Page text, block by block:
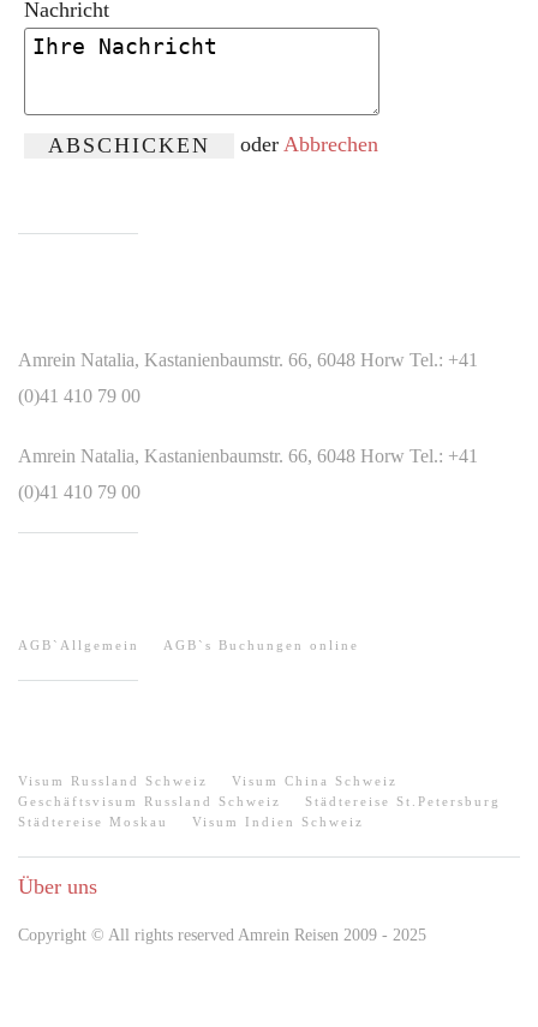
Nachricht
oder Abbrechen
Amrein Natalia, Kastanienbaumstr. 66, 6048 Horw Tel.: +41
(0)41 410 79 00
Amrein Natalia, Kastanienbaumstr. 66, 6048 Horw Tel.: +41
(0)41 410 79 00
AGB`Allgemein AGB`s Buchungen online
Visum Russland Schweiz
Visum China Schweiz
Geschäftsvisum Russland Schweiz
Städtereise St.Petersburg
Städtereise Moskau
Visum Indien Schweiz
Über uns
Copyright © All rights reserved Amrein Reisen 2009 - 2025